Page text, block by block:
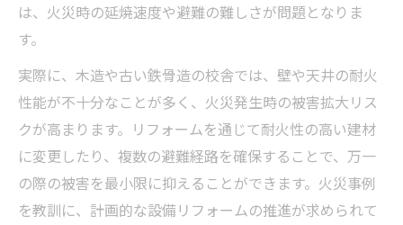
は、火災時の延焼速度や避難の難しさが問題となりま
す。
実際に、木造や古い鉄骨造の校舎では、壁や天井の耐火
性能が不十分なことが多く、火災発生時の被害拡大リス
クが高まります。リフォームを通じて耐火性の高い建材
に変更したり、複数の避難経路を確保することで、万一
の際の被害を最小限に抑えることができます。火災事例
を教訓に、計画的な設備リフォームの推進が求められて